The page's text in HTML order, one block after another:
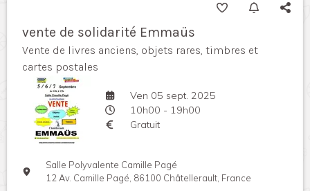
vente de solidarité Emmaüs
Vente de livres anciens, objets rares, timbres et
cartes postales
Ven 05 sept. 2025
10h00 - 19h00
Gratuit
Salle Polyvalente Camille Pagé
12 Av. Camille Pagé, 86100 Châtellerault, France